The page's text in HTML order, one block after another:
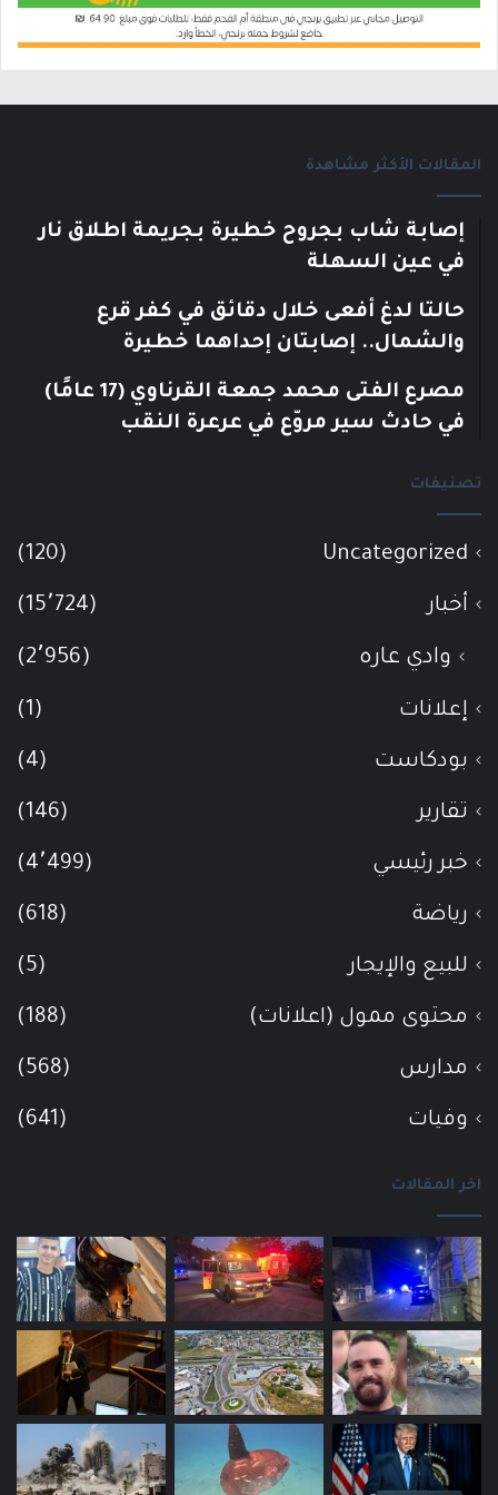
المقالات الأكثر مشاهدة
إصابة شاب بجروح خطيرة بجريمة اطلاق نار
في عين السهلة
حالتا لدغ أفعى خلال دقائق في كفر قرع
والشمال.. إصابتان إحداهما خطيرة
مصرع الفتى محمد جمعة القرناوي (17 عامًا)
في حادث سير مروّع في عرعرة النقب
تصنيفات
Uncategorized
(120)
أخبار (15٬724)
وادي عاره (2٬956)
إعلانات (1)
بودكاست (4)
تقارير (146)
خبر رئيسي (4٬499)
رياضة (618)
للبيع والإيجار (5)
محتوى ممول (اعلانات) (188)
مدارس (568)
وفيات (641)
اخر المقالات